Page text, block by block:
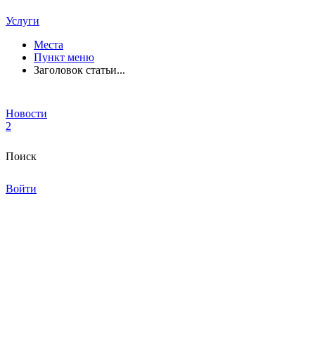
Услуги
Места
Пункт меню
Заголовок статьи...
Новости
2
Поиск
Войти